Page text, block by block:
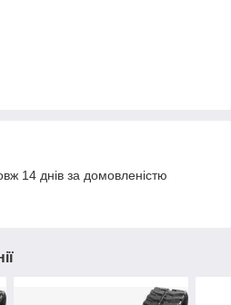
14 днів за домовленістю